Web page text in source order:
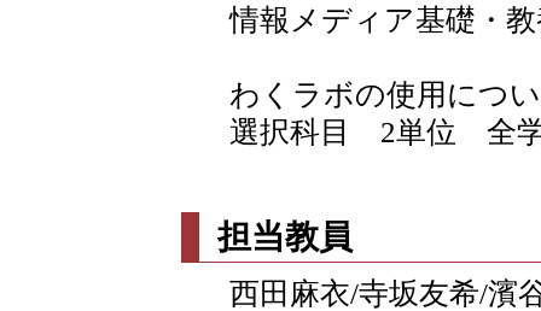
情報メディア基礎・
わくラボの使用につ
選択科目 2単位 全
担当教員
西田麻衣/寺坂友希/濱